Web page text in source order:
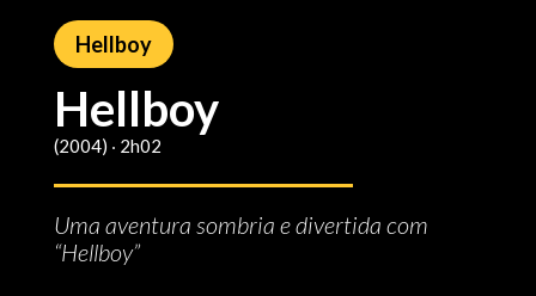
Hellboy
Hellboy
(2004) ‧ 2h02
Uma aventura sombria e divertida com
“Hellboy”